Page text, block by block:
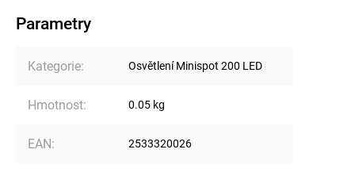
Parametry
Kategorie: Osvětlení Minispot 200 LED
Hmotnost: 0.05 kg
EAN: 2533320026